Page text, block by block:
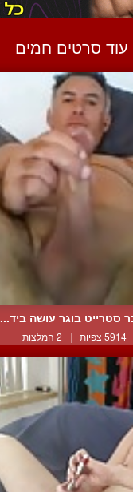
עוד סרטים חמים
סטרייט בוגר עושה ביד...
5914 צפיות | 2 המלצות